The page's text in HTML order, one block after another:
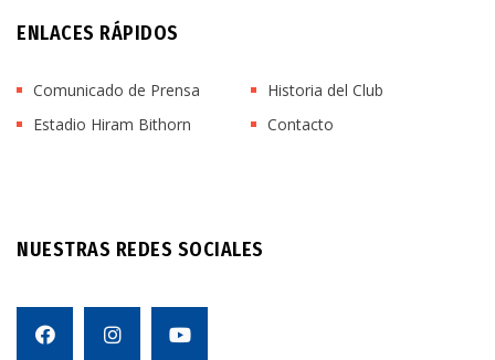
ENLACES RÁPIDOS
Comunicado de Prensa
Historia del Club
Estadio Hiram Bithorn
Contacto
NUESTRAS REDES SOCIALES